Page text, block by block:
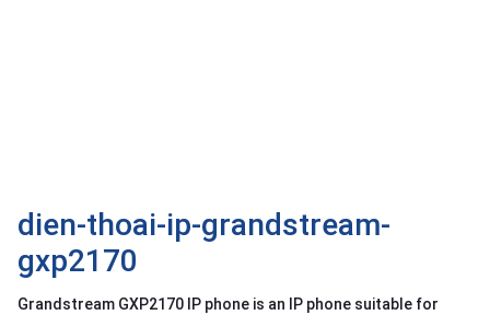
dien-thoai-ip-grandstream-
gxp2170
Grandstream GXP2170 IP phone is an IP phone suitable for
Contact
Giới
thiệu